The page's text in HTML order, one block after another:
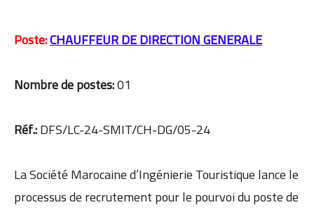
Poste:CHAUFFEUR DE DIRECTION GENERALE
Nombre de postes:01
Réf.:DFS/LC-24-SMIT/CH-DG/05-24
La Société Marocaine d’Ingénierie Touristique lance le
processus de recrutement pour le pourvoi du poste de